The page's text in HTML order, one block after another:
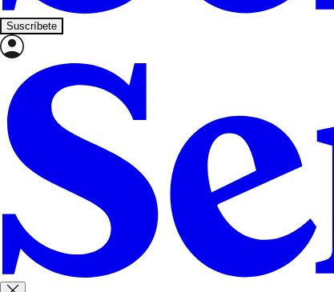
Suscríbete